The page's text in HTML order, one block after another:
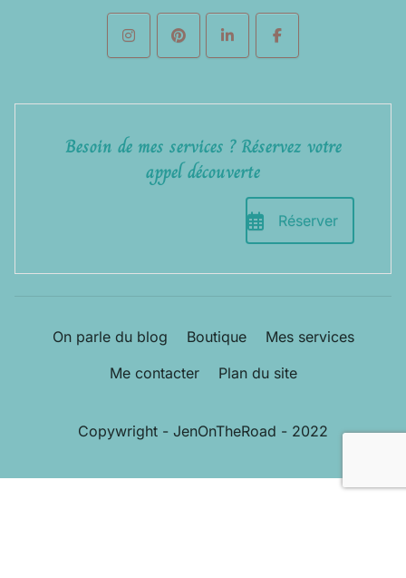
Besoin de mes services ? Réservez votre
appel découverte
Réserver
On parle du blog Boutique
Mes services
Me contacter
Plan du site
Copywright - JenOnTheRoad - 2022